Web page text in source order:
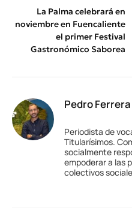
La Palma celebrará en
noviembre en Fuencaliente
el primer Festival
Gastronómico Saborea
Pedro
Periodista de
Titularísimos.
socialmente
empoderar a las
colectivos